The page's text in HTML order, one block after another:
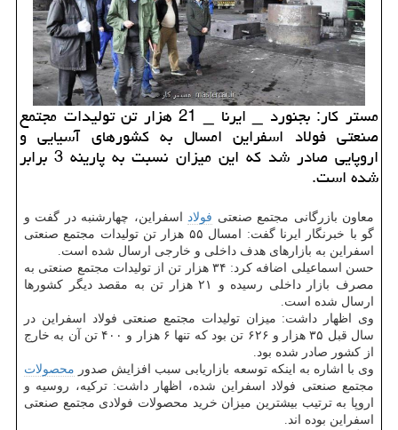
مستر كار: بجنورد _ ایرنا _ 21 هزار تن تولیدات مجتمع
صنعتی فولاد اسفراین امسال به كشورهای آسیایی و
اروپایی صادر شد كه این میزان نسبت به پارینه 3 برابر
شده است.
معاون بازرگانی مجتمع صنعتی فولاداسفراین، چهارشنبه در گفت و
گو با خبرنگار ایرنا گفت: امسال ۵۵ هزار تن تولیدات مجتمع صنعتی
اسفراین به بازارهای هدف داخلی و خارجی ارسال شده است.
حسن اسماعیلی اضافه كرد: ۳۴ هزار تن از تولیدات مجتمع صنعتی به
مصرف بازار داخلی رسیده و ۲۱ هزار تن به مقصد دیگر كشورها
ارسال شده است.
وی اظهار داشت: میزان تولیدات مجتمع صنعتی فولاد اسفراین در
سال قبل ۳۵ هزار و ۶۲۶ تن بود كه تنها ۶ هزار و ۴۰۰ تن آن به خارج
از كشور صادر شده بود.
وی با اشاره به اینكه توسعه بازاریابی سبب افزایش صدور محصولات
مجتمع صنعتی فولاد اسفراین شده، اظهار داشت: تركیه، روسیه و
اروپا به ترتیب بیشترین میزان خرید محصولات فولادی مجتمع صنعتی
اسفراین بوده اند.